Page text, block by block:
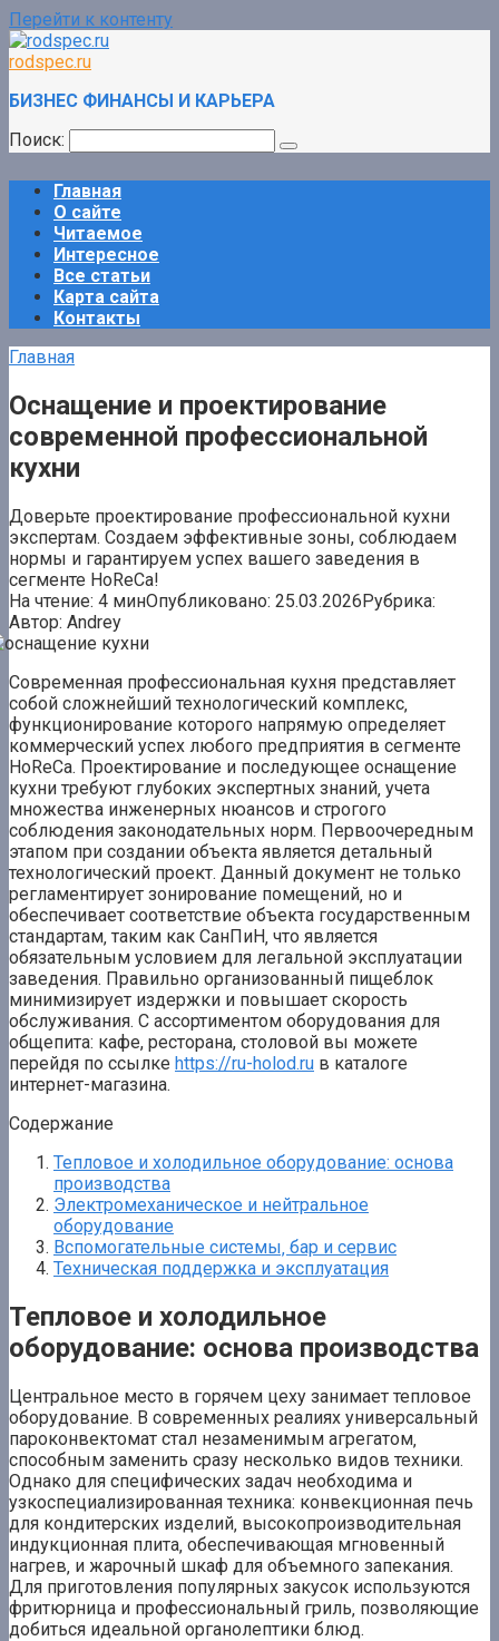
Перейти к контенту
rodspec.ru
БИЗНЕС ФИНАНСЫ И КАРЬЕРА
Поиск:
Главная
О сайте
Читаемое
Интересное
Все статьи
Карта сайта
Контакты
Главная
Оснащение и проектирование
современной профессиональной
кухни
Доверьте проектирование профессиональной кухни
экспертам. Создаем эффективные зоны, соблюдаем
нормы и гарантируем успех вашего заведения в
сегменте HoReCa!
На чтение: 4 минОпубликовано: 25.03.2026Рубрика:
Автор: Andrey
Современная профессиональная кухня представляет
собой сложнейший технологический комплекс‚
функционирование которого напрямую определяет
коммерческий успех любого предприятия в сегменте
HoReCa. Проектирование и последующее оснащение
кухни требуют глубоких экспертных знаний‚ учета
множества инженерных нюансов и строгого
соблюдения законодательных норм. Первоочередным
этапом при создании объекта является детальный
технологический проект. Данный документ не только
регламентирует зонирование помещений‚ но и
обеспечивает соответствие объекта государственным
стандартам‚ таким как СанПиН‚ что является
обязательным условием для легальной эксплуатации
заведения. Правильно организованный пищеблок
минимизирует издержки и повышает скорость
обслуживания. С ассортиментом оборудования для
общепита: кафе, ресторана, столовой вы можете
перейдя по ссылке https://ru-holod.ru в каталоге
интернет-магазина.
Содержание
Тепловое и холодильное оборудование: основа
производства
Электромеханическое и нейтральное
оборудование
Вспомогательные системы‚ бар и сервис
Техническая поддержка и эксплуатация
Тепловое и холодильное
оборудование: основа производства
Центральное место в горячем цеху занимает тепловое
оборудование. В современных реалиях универсальный
пароконвектомат стал незаменимым агрегатом‚
способным заменить сразу несколько видов техники.
Однако для специфических задач необходима и
узкоспециализированная техника: конвекционная печь
для кондитерских изделий‚ высокопроизводительная
индукционная плита‚ обеспечивающая мгновенный
нагрев‚ и жарочный шкаф для объемного запекания.
Для приготовления популярных закусок используются
фритюрница и профессиональный гриль‚ позволяющие
добиться идеальной органолептики блюд.